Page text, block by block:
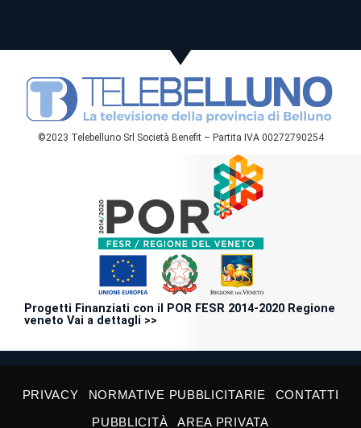
©2023 Telebelluno Srl Società Benefit – Partita IVA 00272790254
Progetti Finanziati con il POR FESR 2014-2020 Regione
veneto Vai a dettagli >>
PRIVACY NORMATIVE PUBBLICITARIE
CONTATTI
PUBBLICITÀ
AREA PRIVATA